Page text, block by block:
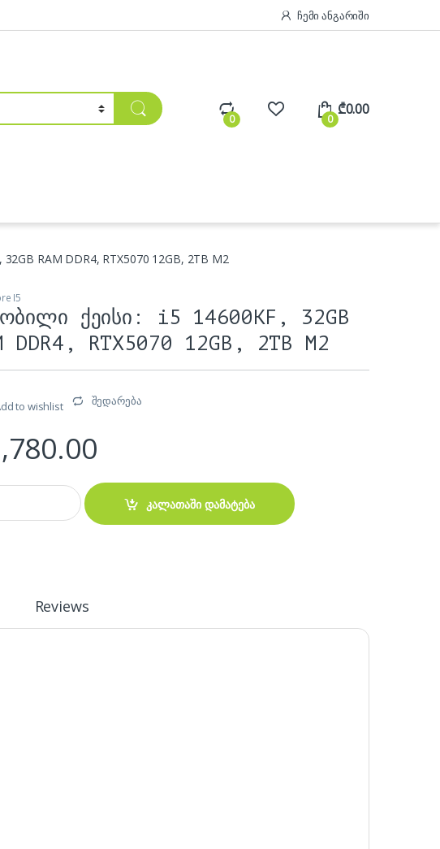
ჩემი ანგარიში
0 0
₾0.00
RAM DDR4, RTX5070 12GB, 2TB M2
I5
ქეისი: i5 14600KF, 32GB
DDR4, RTX5070 12GB, 2TB M2
to wishlist შედარება
ქეისი: i5 14600KF, 32GB RAM DDR4, RTX5070 12GB, 2TB M2 quantity
კალათაში დამატება
Reviews